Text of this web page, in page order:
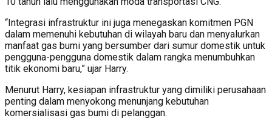
“Integrasi infrastruktur ini juga menegaskan komitmen PGN
dalam memenuhi kebutuhan di wilayah baru dan menyalurkan
manfaat gas bumi yang bersumber dari sumur domestik untuk
pengguna-pengguna domestik dalam rangka menumbuhkan
titik ekonomi baru,” ujar Harry.
Menurut Harry, kesiapan infrastruktur yang dimiliki perusahaan
penting dalam menyokong menunjang kebutuhan
komersialisasi gas bumi di pelanggan.